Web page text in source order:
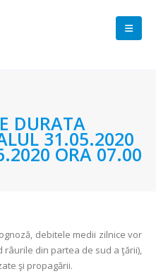
DURATA
31.05.2020
ORA 07.00
debitele medii zilnice vor
din partea de sud a ţării),
şi propagării.